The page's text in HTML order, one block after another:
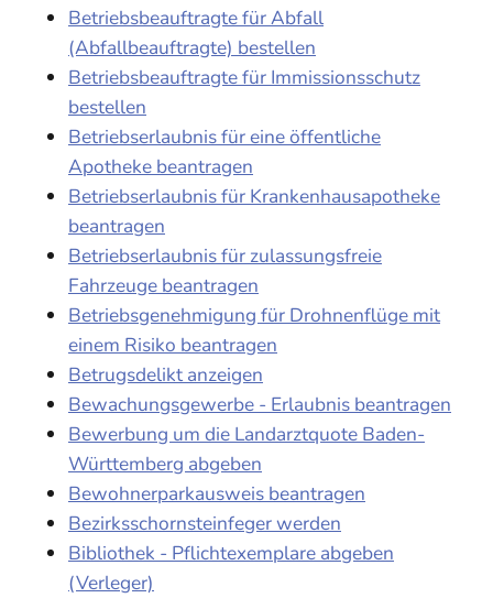
Betriebsbeauftragte für Abfall
(Abfallbeauftragte) bestellen
Betriebsbeauftragte für Immissionsschutz
bestellen
Betriebserlaubnis für eine öffentliche
Apotheke beantragen
Betriebserlaubnis für Krankenhausapotheke
beantragen
Betriebserlaubnis für zulassungsfreie
Fahrzeuge beantragen
Betriebsgenehmigung für Drohnenflüge mit
einem Risiko beantragen
Betrugsdelikt anzeigen
Bewachungsgewerbe - Erlaubnis beantragen
Bewerbung um die Landarztquote Baden-
Württemberg abgeben
Bewohnerparkausweis beantragen
Bezirksschornsteinfeger werden
Bibliothek - Pflichtexemplare abgeben
(Verleger)